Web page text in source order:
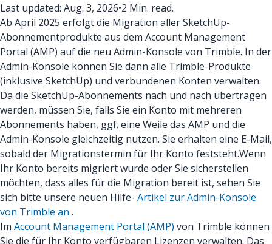
Last updated: Aug. 3, 2026•2 Min. read.
Ab April 2025 erfolgt die Migration aller SketchUp-
Abonnementprodukte aus dem Account Management
Portal (AMP) auf die neu Admin-Konsole von Trimble. In der
Admin-Konsole können Sie dann alle Trimble-Produkte
(inklusive SketchUp) und verbundenen Konten verwalten.
Da die SketchUp-Abonnements nach und nach übertragen
werden, müssen Sie, falls Sie ein Konto mit mehreren
Abonnements haben, ggf. eine Weile das AMP und die
Admin-Konsole gleichzeitig nutzen. Sie erhalten eine E-Mail,
sobald der Migrationstermin für Ihr Konto feststeht.Wenn
Ihr Konto bereits migriert wurde oder Sie sicherstellen
möchten, dass alles für die Migration bereit ist, sehen Sie
sich bitte unsere neuen Hilfe- Artikel zur Admin-Konsole
von Trimble an .
Im Account Management Portal (AMP) von Trimble können
Sie die für Ihr Konto verfügbaren Lizenzen verwalten. Das